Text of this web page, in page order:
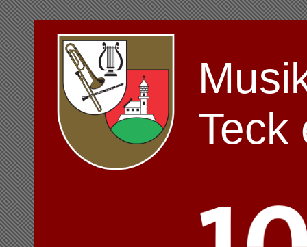
Teck